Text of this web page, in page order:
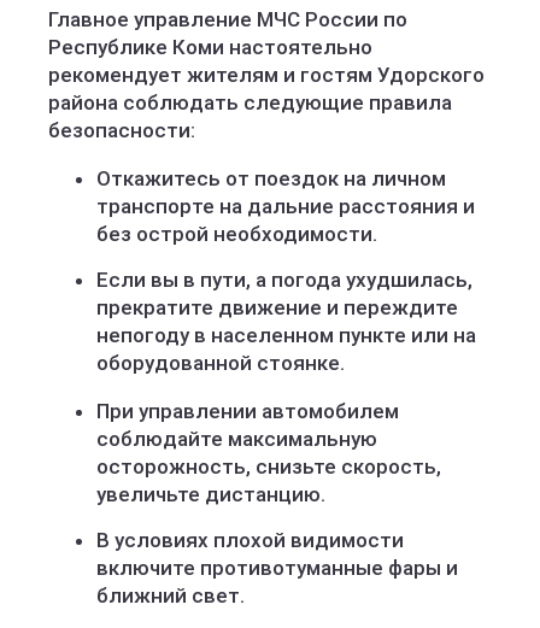
Главное управление МЧС России по
Республике Коми настоятельно
рекомендует жителям и гостям Удорского
района соблюдать следующие правила
безопасности:
Откажитесь от поездок на личном
транспорте на дальние расстояния и
без острой необходимости.
Если вы в пути, а погода ухудшилась,
прекратите движение и переждите
непогоду в населенном пункте или на
оборудованной стоянке.
При управлении автомобилем
соблюдайте максимальную
осторожность, снизьте скорость,
увеличьте дистанцию.
В условиях плохой видимости
включите противотуманные фары и
ближний свет.